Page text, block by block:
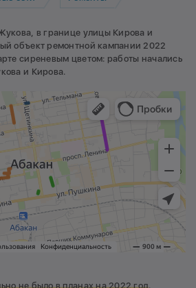
в границе улицы Кирова и
объект ремонтной кампании 2022
сиреневым цветом: работы начались
и Кирова.
не было в планах на 2022 год.